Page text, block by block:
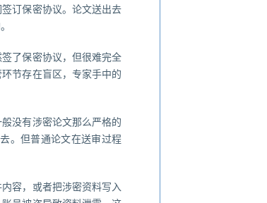
订保密协议。论文送出去
了保密协议，但很难完全
节存在盲区，专家手中的
没有涉密论文那么严格的
。但普通论文在送审过程
容，或者把涉密资料写入